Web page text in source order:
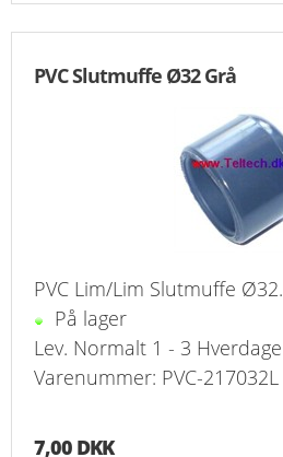
PVC Slutmuffe Ø32 Grå
PVC Lim/Lim Slutmuffe Ø32.
På lager
Lev. Normalt 1 - 3 Hverdage
Varenummer: PVC-217032L
7,00 DKK